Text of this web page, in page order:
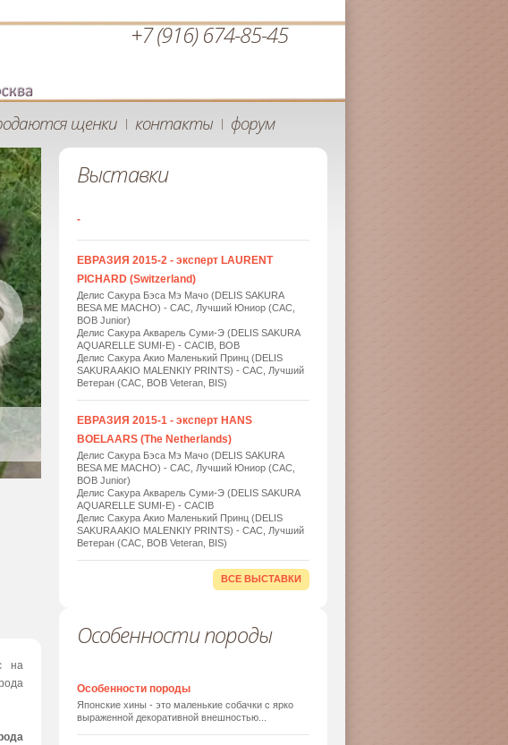
+7 (916) 674-85-45
щенки | контакты | форум
Выставки
-
ЕВРАЗИЯ 2015-2 - эксперт LAURENT
PICHARD (Switzerland)
Делис Сакура Бэса Мэ Мачо (DELIS SAKURA
BESA ME MACHO) - САС, Лучший Юниор (САС,
BOB Junior)
Делис Сакура Акварель Суми-Э (DELIS SAKURA
AQUARELLE SUMI-E) - САСIB, BOB
Делис Сакура Акио Маленький Принц (DELIS
SAKURA AKIO MALENKIY PRINTS) - САС, Лучший
Ветеран (САС, BOB Veteran, BIS)
ЕВРАЗИЯ 2015-1 - эксперт HANS
BOELAARS (The Netherlands)
Делис Сакура Бэса Мэ Мачо (DELIS SAKURA
BESA ME MACHO) - САС, Лучший Юниор (САС,
BOB Junior)
Делис Сакура Акварель Суми-Э (DELIS SAKURA
AQUARELLE SUMI-E) - САСIB
Делис Сакура Акио Маленький Принц (DELIS
SAKURA AKIO MALENKIY PRINTS) - САС, Лучший
Ветеран (САС, BOB Veteran, BIS)
ВСЕ ВЫСТАВКИ
на
Особенности породы
Особенности породы
Японские хины - это маленькие собачки с ярко
выраженной декоративной внешностью...